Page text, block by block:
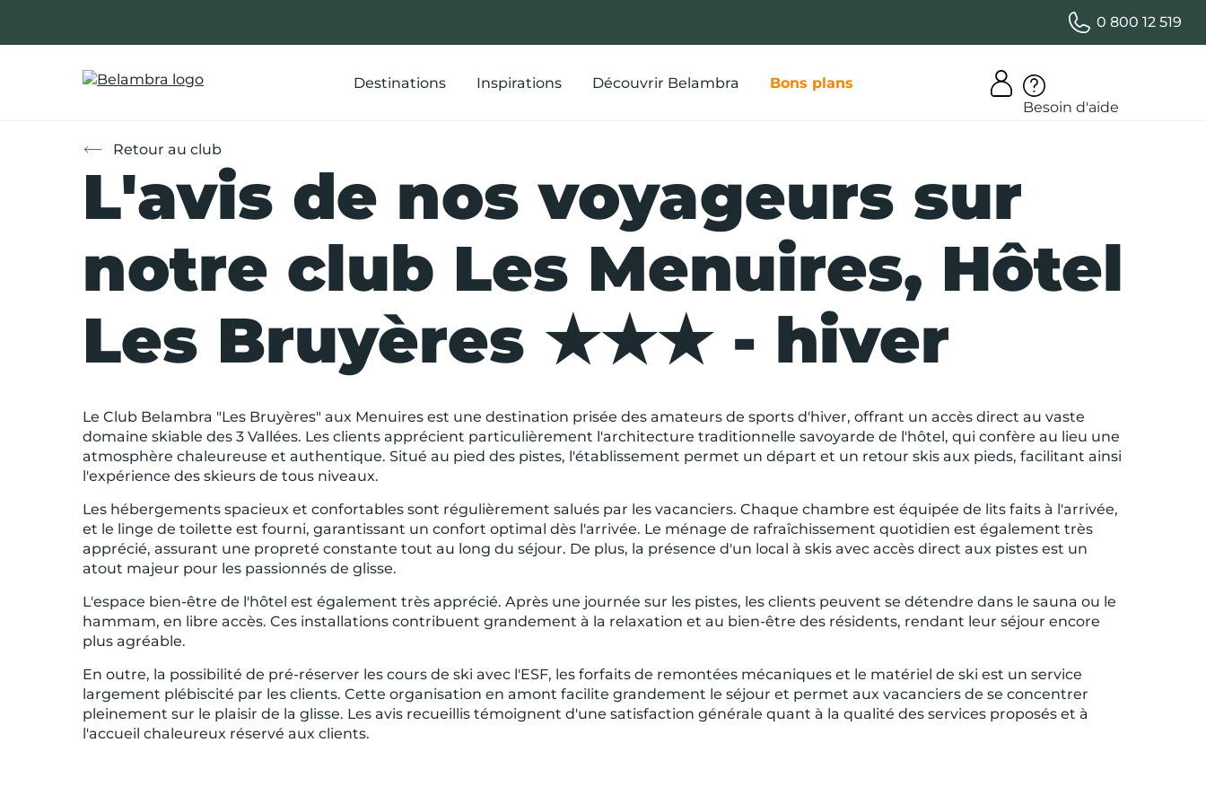
contenu
0 800 12 519
Destinations Inspirations Découvrir Belambra
Bons plans
Besoin d'aide
Retour au club
L'avis de nos voyageurs sur
notre club Les Menuires, Hôtel
Les Bruyères ★★★ - hiver
​Le Club Belambra "Les Bruyères" aux Menuires est une destination prisée des amateurs de sports d'hiver, offrant un accès direct au vaste
domaine skiable des 3 Vallées. Les clients apprécient particulièrement l'architecture traditionnelle savoyarde de l'hôtel, qui confère au lieu une
atmosphère chaleureuse et authentique. Situé au pied des pistes, l'établissement permet un départ et un retour skis aux pieds, facilitant ainsi
l'expérience des skieurs de tous niveaux.​
Les hébergements spacieux et confortables sont régulièrement salués par les vacanciers. Chaque chambre est équipée de lits faits à l'arrivée,
et le linge de toilette est fourni, garantissant un confort optimal dès l'arrivée. Le ménage de rafraîchissement quotidien est également très
apprécié, assurant une propreté constante tout au long du séjour. De plus, la présence d'un local à skis avec accès direct aux pistes est un
atout majeur pour les passionnés de glisse.​
L'espace bien-être de l'hôtel est également très apprécié. Après une journée sur les pistes, les clients peuvent se détendre dans le sauna ou le
hammam, en libre accès. Ces installations contribuent grandement à la relaxation et au bien-être des résidents, rendant leur séjour encore
plus agréable.​
En outre, la possibilité de pré-réserver les cours de ski avec l'ESF, les forfaits de remontées mécaniques et le matériel de ski est un service
largement plébiscité par les clients. Cette organisation en amont facilite grandement le séjour et permet aux vacanciers de se concentrer
pleinement sur le plaisir de la glisse. Les avis recueillis témoignent d'une satisfaction générale quant à la qualité des services proposés et à
l'accueil chaleureux réservé aux clients.